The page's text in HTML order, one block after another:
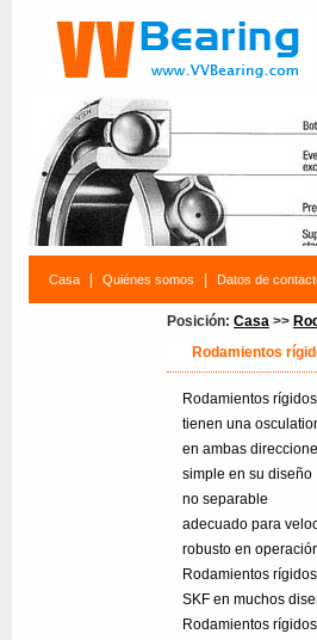
Casa Quiénes somos Datos de
Posición: Casa >>
Rodamientos
Rodamientos
tienen una
en ambas
simple en su diseño
no separable
adecuado para
robusto en
Rodamientos
SKF en muchos
Rodamientos